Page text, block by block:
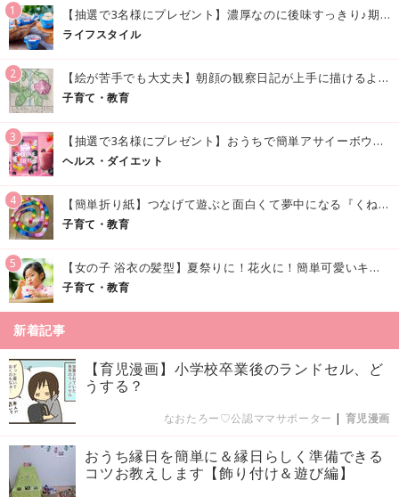
1 【抽選で3名様にプレゼント】濃厚なのに後味すっきり♪期間限定の「メイトーのなめらかプリン カルピス®入りソース」で夏を味わおう！
ライフスタイル
2 【絵が苦手でも大丈夫】朝顔の観察日記が上手に描けるようになる方法｜イラスト付き
子育て・教育
3 【抽選で3名様にプレゼント】おうちで簡単アサイーボウル風♪「アサイースムージー」でおいしく美容・健康習慣を始めよう！
ヘルス・ダイエット
4 【簡単折り紙】つなげて遊ぶと面白くて夢中になる『くねくねへびさんの作り方』
子育て・教育
5 【女の子 浴衣の髪型】夏祭りに！花火に！簡単可愛いキッズの浴衣ヘアアレンジまとめ
子育て・教育
新着記事
【育児漫画】小学校卒業後のランドセル、ど
うする？
なおたろー♡公認ママサポーター | 育児漫画
おうち縁日を簡単に＆縁日らしく準備できる
コツお教えします【飾り付け＆遊び編】